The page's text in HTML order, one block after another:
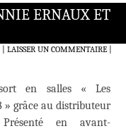
ERNAUX ET
LAISSER UN COMMENTAIRE|
en salles « Les
» grâce au distributeur
en avant-